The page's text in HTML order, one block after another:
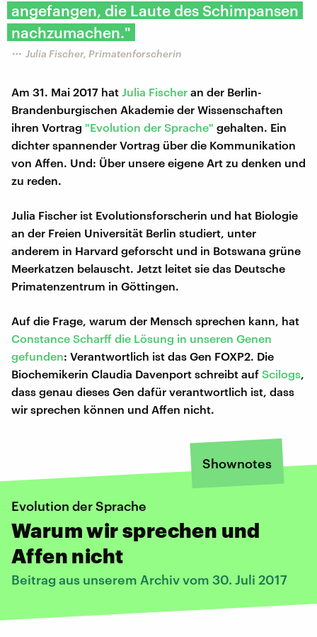
angefangen, die Laute des Schimpansen
nachzumachen."
Julia Fischer, Primatenforscherin
Am 31. Mai 2017 hat Julia Fischer an der Berlin-
Brandenburgischen Akademie der Wissenschaften
ihren Vortrag "Evolution der Sprache" gehalten. Ein
dichter spannender Vortrag über die Kommunikation
von Affen. Und: Über unsere eigene Art zu denken und
zu reden.
Julia Fischer ist Evolutionsforscherin und hat Biologie
an der Freien Universität Berlin studiert, unter
anderem in Harvard geforscht und in Botswana grüne
Meerkatzen belauscht. Jetzt leitet sie das Deutsche
Primatenzentrum in Göttingen.
Auf die Frage, warum der Mensch sprechen kann, hat
Constance Scharff die Lösung in unseren Genen
gefunden: Verantwortlich ist das Gen FOXP2. Die
Biochemikerin Claudia Davenport schreibt auf Scilogs
dass genau dieses Gen dafür verantwortlich ist, dass
wir sprechen können und Affen nicht.
Shownotes
Evolution der Sprache
Warum wir sprechen und
Affen nicht
Beitrag aus unserem Archiv vom 30. Juli 2017